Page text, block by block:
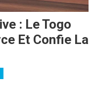
: Le Togo
Et Confie La